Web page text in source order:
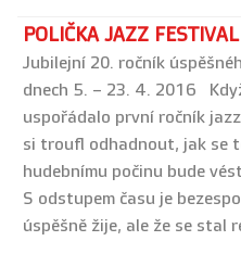
POLIČKA JAZZ
Jubilejní 20. ročník
dnech 5. – 23. 4. 2016
uspořádalo první ročník
si troufl odhadnout, jak se
hudebnímu počinu bude
S odstupem času je
úspěšně žije, ale že se